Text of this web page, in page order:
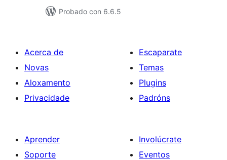
Probado con 6.6.5
Acerca de
Novas
Aloxamento
Privacidade
Escaparate
Temas
Plugins
Padróns
Aprender
Soporte
Involúcrate
Eventos